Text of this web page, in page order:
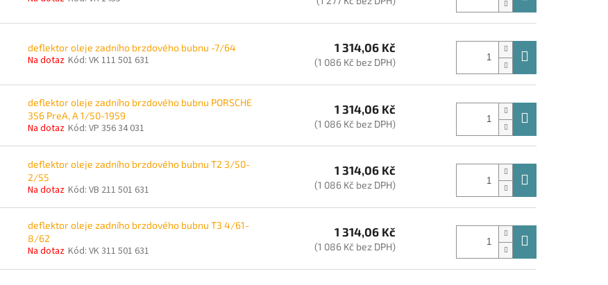
deflektor oleje zadního brzdového bubnu -7/64
Na dotaz Kód: VK 111 501 631
1 314,06 Kč
(1 086 Kč bez DPH)
deflektor oleje zadního brzdového bubnu PORSCHE
356 PreA, A 1/50-1959
Na dotaz Kód: VP 356 34 031
1 314,06 Kč
(1 086 Kč bez DPH)
deflektor oleje zadního brzdového bubnu T2 3/50-
2/55
Na dotaz Kód: VB 211 501 631
1 314,06 Kč
(1 086 Kč bez DPH)
deflektor oleje zadního brzdového bubnu T3 4/61-
8/62
Na dotaz Kód: VK 311 501 631
1 314,06 Kč
(1 086 Kč bez DPH)